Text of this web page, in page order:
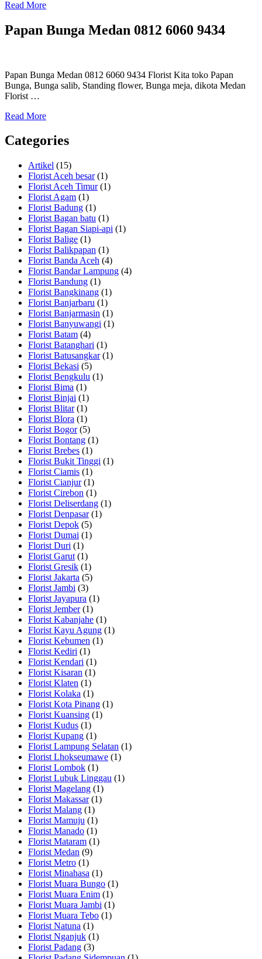
Read More
Papan Bunga Medan 0812 6060 9434
Papan Bunga Medan 0812 6060 9434 Florist Kita toko Papan
Bunga, Bunga salib, Standing flower, Bunga meja, dikota Medan
Florist …
Read More
Categories
Artikel (15)
Florist Aceh besar(1)
Florist Aceh Timur(1)
Florist Agam (1)
Florist Badung (1)
Florist Bagan batu (1)
Florist Bagan Siapi-api (1)
Florist Balige (1)
Florist Balikpapan (1)
Florist Banda Aceh (4)
Florist Bandar Lampung (4)
Florist Bandung (1)
Florist Bangkinang (1)
Florist Banjarbaru (1)
Florist Banjarmasin (1)
Florist Banyuwangi (1)
Florist Batam (4)
Florist Batanghari (1)
Florist Batusangkar(1)
Florist Bekasi (5)
Florist Bengkulu (1)
Florist Bima (1)
Florist Binjai (1)
Florist Blitar(1)
Florist Blora (1)
Florist Bogor(5)
Florist Bontang (1)
Florist Brebes (1)
Florist Bukit Tinggi (1)
Florist Ciamis (1)
Florist Cianjur(1)
Florist Cirebon (1)
Florist Deliserdang (1)
Florist Denpasar(1)
Florist Depok (5)
Florist Dumai (1)
Florist Duri (1)
Florist Garut (1)
Florist Gresik (1)
Florist Jakarta (5)
Florist Jambi (3)
Florist Jayapura (1)
Florist Jember(1)
Florist Kabanjahe (1)
Florist Kayu Agung (1)
Florist Kebumen (1)
Florist Kediri (1)
Florist Kendari (1)
Florist Kisaran (1)
Florist Klaten (1)
Florist Kolaka (1)
Florist Kota Pinang (1)
Florist Kuansing (1)
Florist Kudus (1)
Florist Kupang (1)
Florist Lampung Selatan (1)
Florist Lhokseumawe (1)
Florist Lombok (1)
Florist Lubuk Linggau (1)
Florist Magelang (1)
Florist Makassar(1)
Florist Malang (1)
Florist Mamuju (1)
Florist Manado (1)
Florist Mataram (1)
Florist Medan (9)
Florist Metro (1)
Florist Minahasa (1)
Florist Muara Bungo (1)
Florist Muara Enim (1)
Florist Muara Jambi (1)
Florist Muara Tebo (1)
Florist Natuna (1)
Florist Nganjuk (1)
Florist Padang (3)